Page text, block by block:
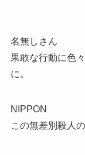
名無しさん
果敢な行動に色
に。
NIPPON
この無差別殺人